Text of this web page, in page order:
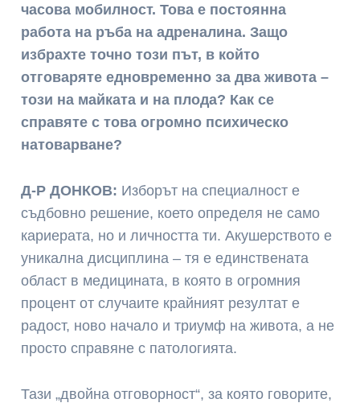
часова мобилност. Това е постоянна
работа на ръба на адреналина. Защо
избрахте точно този път, в който
отговаряте едновременно за два живота –
този на майката и на плода? Как се
справяте с това огромно психическо
натоварване?
Д-Р ДОНКОВ: Изборът на специалност е
съдбовно решение, което определя не само
кариерата, но и личността ти. Акушерството е
уникална дисциплина – тя е единствената
област в медицината, в която в огромния
процент от случаите крайният резултат е
радост, ново начало и триумф на живота, а не
просто справяне с патологията.
Тази „двойна отговорност“, за която говорите,